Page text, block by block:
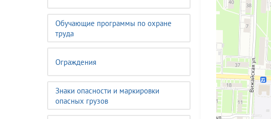
Обучающие программы по охране
труда
Ограждения
Знаки опасности и маркировки
опасных грузов